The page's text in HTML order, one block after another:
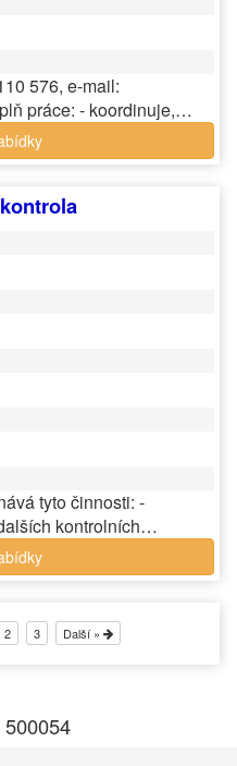
576, e-mail:
práce: - koordinuje,…
tyto činnosti: -
kontrolních…
2 3 Další »